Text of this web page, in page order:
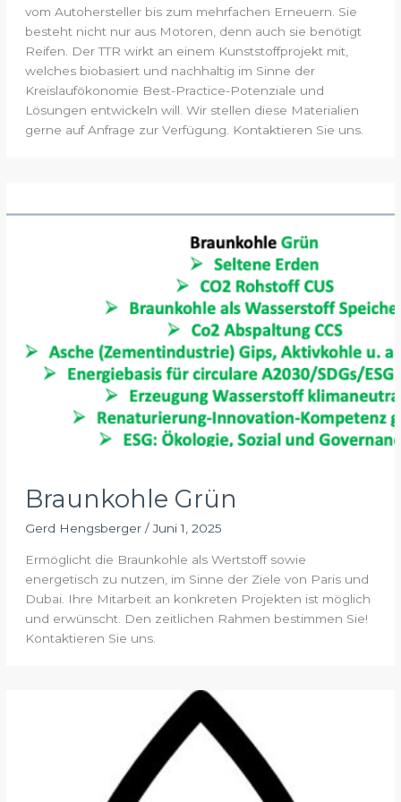
vom Autohersteller bis zum mehrfachen Erneuern. Sie
besteht nicht nur aus Motoren, denn auch sie benötigt
Reifen. Der TTR wirkt an einem Kunststoffprojekt mit,
welches biobasiert und nachhaltig im Sinne der
Kreislaufökonomie Best-Practice-Potenziale und
Lösungen entwickeln will. Wir stellen diese Materialien
gerne auf Anfrage zur Verfügung. Kontaktieren Sie uns.
Braunkohle Grün
Gerd Hengsberger /Juni 1, 2025
Ermöglicht die Braunkohle als Wertstoff sowie
energetisch zu nutzen, im Sinne der Ziele von Paris und
Dubai. Ihre Mitarbeit an konkreten Projekten ist möglich
und erwünscht. Den zeitlichen Rahmen bestimmen Sie!
Kontaktieren Sie uns.